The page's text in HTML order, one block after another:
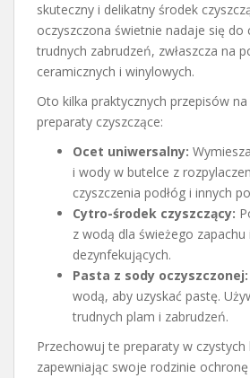
skuteczny i delikatny środek
oczyszczona świetnie nadaje się do
trudnych zabrudzeń, zwłaszcza na
ceramicznych i winylowych.
Oto kilka praktycznych przepisów
preparaty czyszczące:
Ocet uniwersalny:
i wody w butelce z
czyszczenia podłóg i innych
Cytro-środek czyszczący:
z wodą dla świeżego zapachu
dezynfekujących.
Pasta z sody oczyszczonej:
wodą, aby uzyskać pastę.
trudnych plam i zabrudzeń.
Przechowuj te preparaty w czystych
zapewniając swoje rodzinie